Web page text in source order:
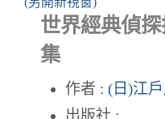
世界經典偵
集
作者 : (日)江
出版社 :